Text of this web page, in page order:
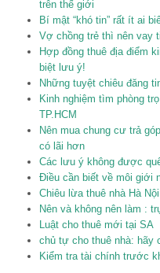
trên thế giới
Bí mật “khó tin” rất ít ai
Vợ chồng trẻ thì nên vay
Hợp đồng thuê địa điểm
biệt lưu ý!
Những tuyệt chiêu đăng
Kinh nghiệm tìm phòng
TP.HCM
Nên mua chung cư trả
có lãi hơn
Các lưu ý không được
Điều cần biết về môi giới
Chiêu lừa thuê nhà Hà
Nên và không nên làm :
Luật cho thuê mới tại SA
chủ tự cho thuê nhà: hãy
Kiểm tra tài chính trước